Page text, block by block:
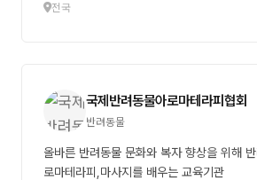
평내동의 환경에 아이들이 스트레스를 받을
감하며 함께하는 미용이기에 아이들과 친해
요하지요^^ 제가 개인적으로 말씀 드리지 못
전국
국제반려동물아로마테라피협회
반려동물
올바른 반려동물 문화와 복자 향상을 위해
로마테라피,마사지를 배우는 교육기관